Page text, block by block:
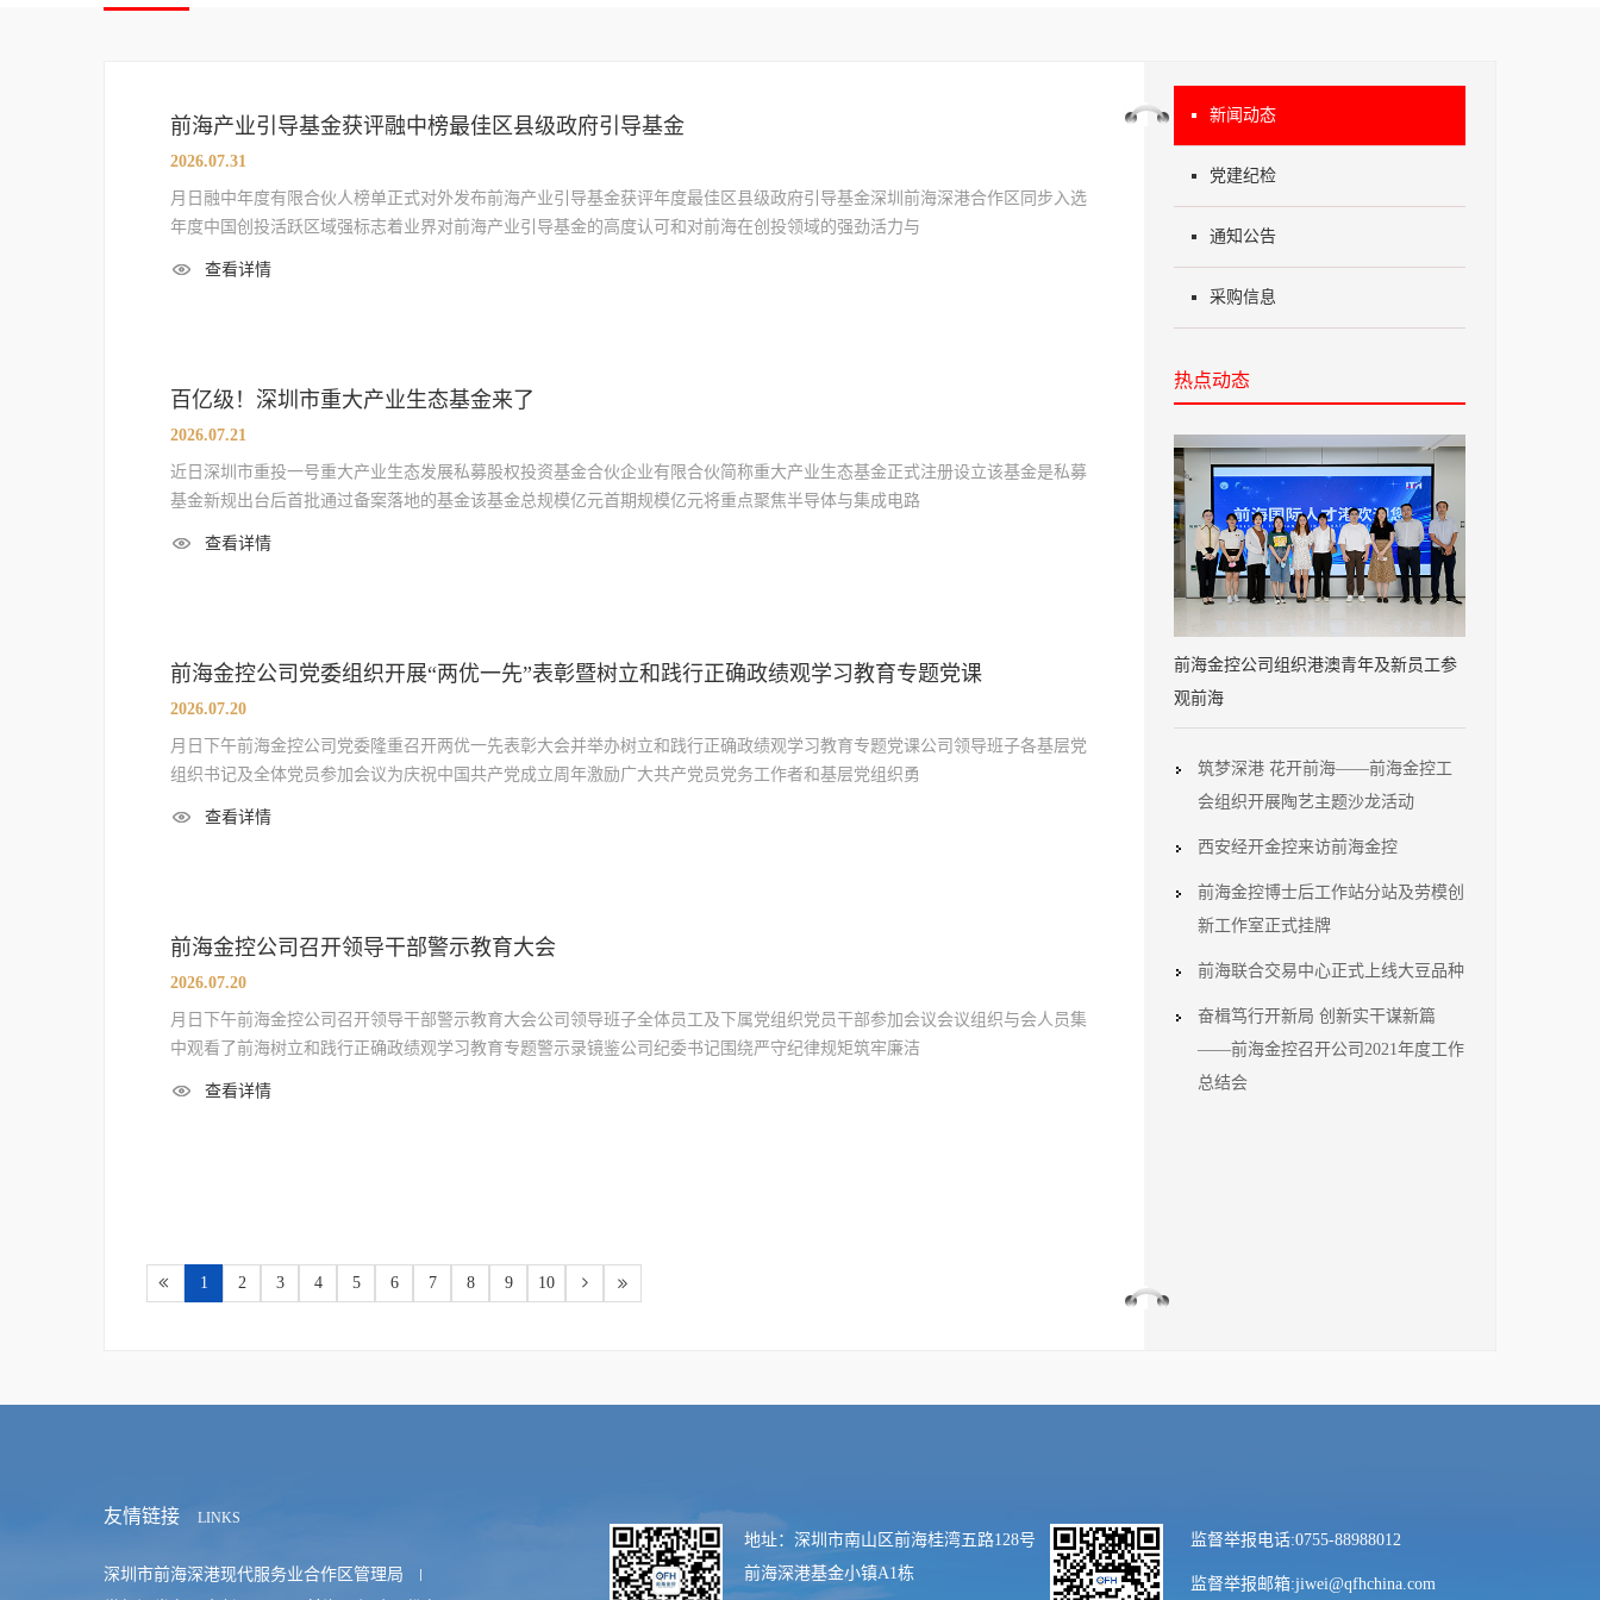
前海产业引导基金获评融中榜最佳区县级政府引导基金
2026.07.31
月日融中年度有限合伙人榜单正式对外发布前海产业引导基金获评年度最佳区县级政府引导基金深圳前海深港合作区同步入选
年度中国创投活跃区域强标志着业界对前海产业引导基金的高度认可和对前海在创投领域的强劲活力与
查看详情
百亿级！深圳市重大产业生态基金来了
2026.07.21
近日深圳市重投一号重大产业生态发展私募股权投资基金合伙企业有限合伙简称重大产业生态基金正式注册设立该基金是私募
基金新规出台后首批通过备案落地的基金该基金总规模亿元首期规模亿元将重点聚焦半导体与集成电路
查看详情
前海金控公司党委组织开展“两优一先”表彰暨树立和践行正确政绩观学习教育专题党课
2026.07.20
月日下午前海金控公司党委隆重召开两优一先表彰大会并举办树立和践行正确政绩观学习教育专题党课公司领导班子各基层党
组织书记及全体党员参加会议为庆祝中国共产党成立周年激励广大共产党员党务工作者和基层党组织勇
查看详情
前海金控公司召开领导干部警示教育大会
2026.07.20
月日下午前海金控公司召开领导干部警示教育大会公司领导班子全体员工及下属党组织党员干部参加会议会议组织与会人员集
中观看了前海树立和践行正确政绩观学习教育专题警示录镜鉴公司纪委书记围绕严守纪律规矩筑牢廉洁
查看详情
1 2 3 4 5 6 7 8 9 10
新闻动态
党建纪检
通知公告
采购信息
热点动态
前海金控公司组织港澳青年及新员工参
观前海
筑梦深港 花开前海——前海金控工
会组织开展陶艺主题沙龙活动
西安经开金控来访前海金控
前海金控博士后工作站分站及劳模创
新工作室正式挂牌
前海联合交易中心正式上线大豆品种
奋楫笃行开新局 创新实干谋新篇
——前海金控召开公司2021年度工作
总结会
友情链接 LINKS
深圳市前海深港现代服务业合作区管理局
监督举报电话:0755-88988012
监督举报邮箱:jiwei@qfhchina.com
地址：深圳市南山区前海桂湾五路128号
前海深港基金小镇A1栋